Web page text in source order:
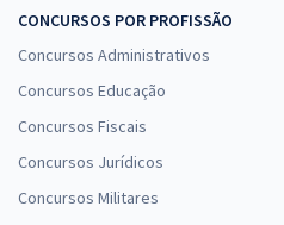
CONCURSOS POR PROFISSÃO
Concursos Administrativos
Concursos Educação
Concursos Fiscais
Concursos Jurídicos
Concursos Militares